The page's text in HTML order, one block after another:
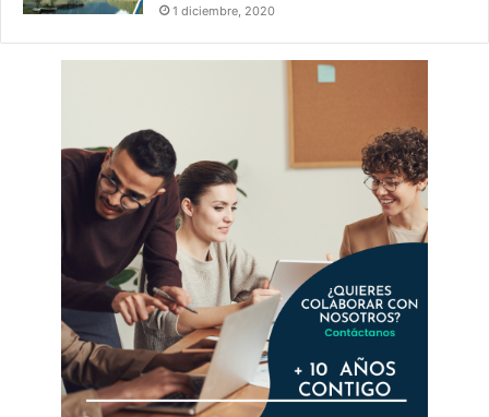
1 diciembre, 2020